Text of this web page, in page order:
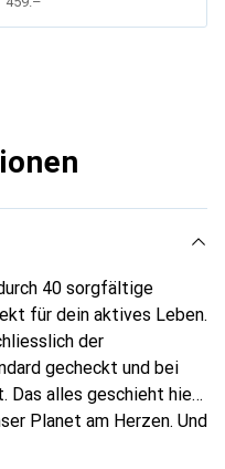
40 sorgfältige
für dein aktives Leben.
der
gecheckt und bei
Das alles geschieht hier
Planet am Herzen. Und